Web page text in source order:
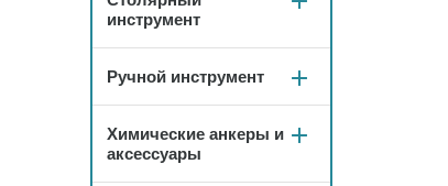
инструмент
Ручной инструмент
Химические анкеры и
аксессуары